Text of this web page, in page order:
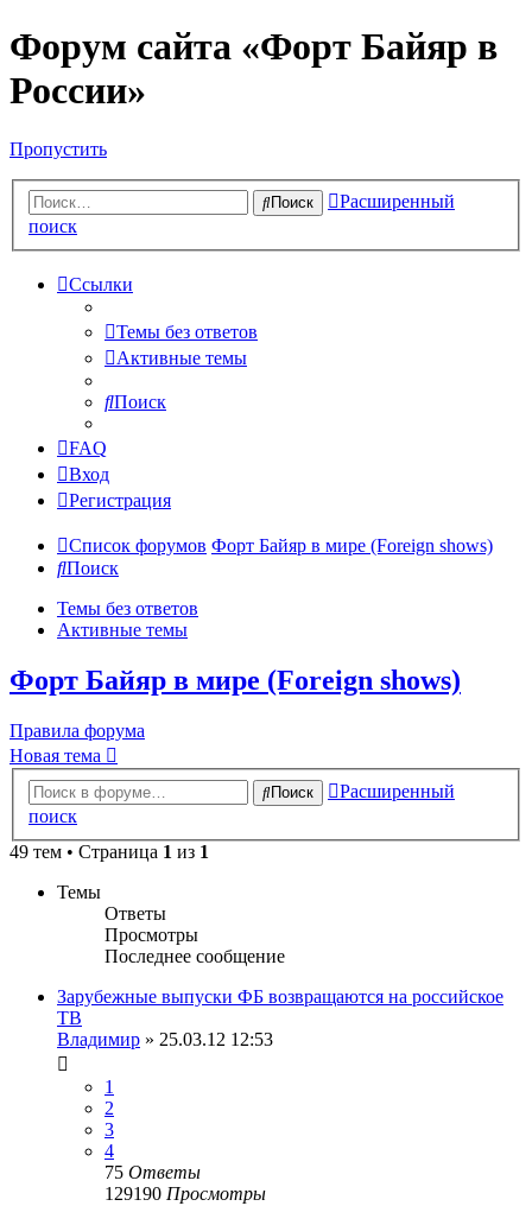
Форум сайта «Форт Байяр в
России»
Пропустить
Поиск
Расширенный
поиск
Ссылки
Темы без ответов
Активные темы
Поиск
FAQ
Вход
Регистрация
Список форумов Форт Байяр в мире (Foreign shows)
Поиск
Темы без ответов
Активные темы
Форт Байяр в мире (Foreign shows)
Правила форума
Новая тема
Поиск
Расширенный
поиск
49 тем • Страница 1 из 1
Темы
Ответы
Просмотры
Последнее сообщение
Зарубежные выпуски ФБ возвращаются на российское
ТВ
Владимир » 25.03.12 12:53
1
2
3
4
75 Ответы
129190 Просмотры